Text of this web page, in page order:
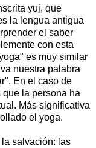
yuj, que
la lengua antigua
el saber
con esta
es muy similar
nuestra palabra
En el caso de
la persona ha
Más significativa
el yoga.
salvación: las